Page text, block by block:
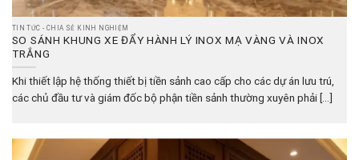
TIN TỨC - CHIA SẺ KINH NGHIỆM
SO SÁNH KHUNG XE ĐẨY HÀNH LÝ INOX MẠ VÀNG VÀ INOX
TRẮNG
Khi thiết lập hệ thống thiết bị tiền sảnh cao cấp cho các dự án lưu trú,
các chủ đầu tư và giám đốc bộ phận tiền sảnh thường xuyên phải [...]